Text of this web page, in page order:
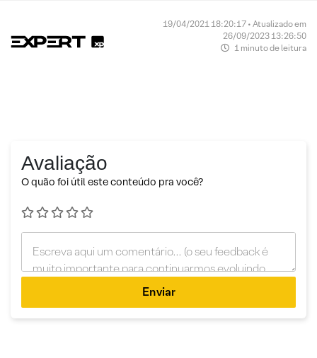
19/04/2021 18:20:17 • Atualizado em
26/09/2023 13:26:50
1 minuto de leitura
Avaliação
O quão foi útil este conteúdo pra você?
Enviar